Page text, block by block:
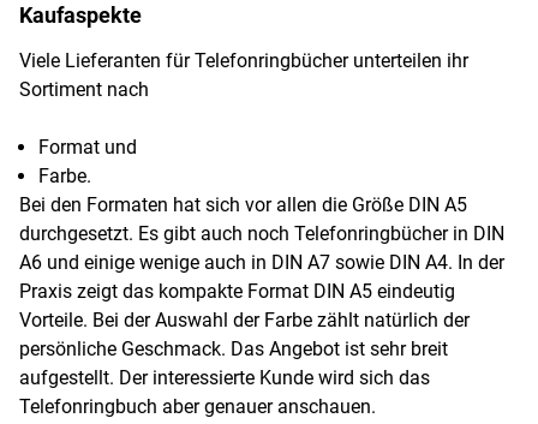
Kaufaspekte
Viele Lieferanten für Telefonringbücher unterteilen ihr
Sortiment nach
Format und
Farbe.
Bei den Formaten hat sich vor allen die Größe DIN A5
durchgesetzt. Es gibt auch noch Telefonringbücher in DIN
A6 und einige wenige auch in DIN A7 sowie DIN A4. In der
Praxis zeigt das kompakte Format DIN A5 eindeutig
Vorteile. Bei der Auswahl der Farbe zählt natürlich der
persönliche Geschmack. Das Angebot ist sehr breit
aufgestellt. Der interessierte Kunde wird sich das
Telefonringbuch aber genauer anschauen.